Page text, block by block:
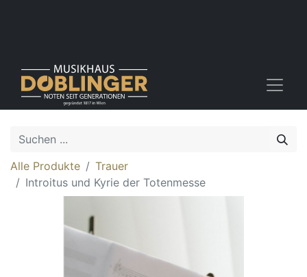
Alle Produkte
Trauer
Introitus und Kyrie der Totenmesse